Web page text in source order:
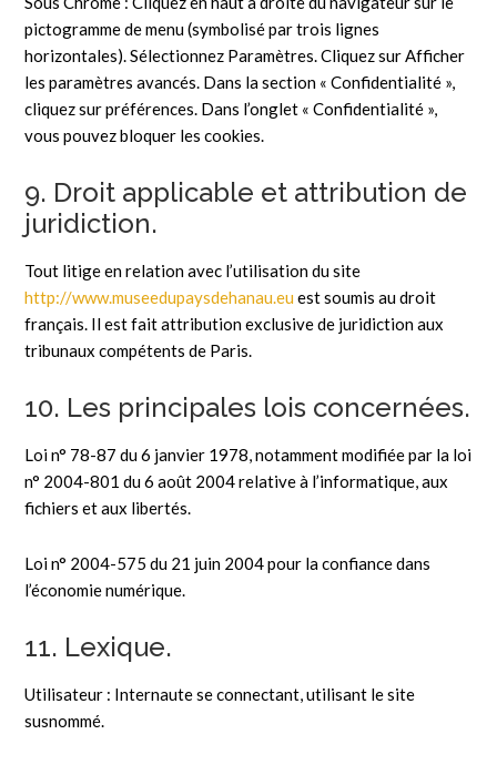
pictogramme de menu (symbolisé par trois lignes
horizontales). Sélectionnez Paramètres. Cliquez sur Afficher
les paramètres avancés. Dans la section « Confidentialité »,
cliquez sur préférences. Dans l’onglet « Confidentialité »,
vous pouvez bloquer les cookies.
9. Droit applicable et attribution de
juridiction.
Tout litige en relation avec l’utilisation du site
http://www.museedupaysdehanau.eu est soumis au droit
français. Il est fait attribution exclusive de juridiction aux
tribunaux compétents de Paris.
10. Les principales lois concernées.
Loi n° 78-87 du 6 janvier 1978, notamment modifiée par la loi
n° 2004-801 du 6 août 2004 relative à l’informatique, aux
fichiers et aux libertés.
Loi n° 2004-575 du 21 juin 2004 pour la confiance dans
l’économie numérique.
11. Lexique.
Utilisateur : Internaute se connectant, utilisant le site
susnommé.